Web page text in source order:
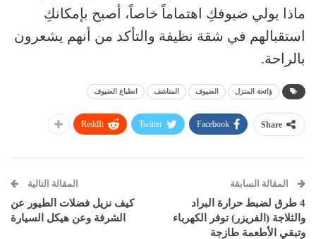
ماذا يولي ضيوفكِ اهتماماً خاصاً، أصبح بإمكانكِ
استقبالهم في شقة نظيفة والتأكد من أنهم يشعرون
بالراحة.
ؤائحة المنزل الضيوف المناشف انطباع الضيوف
Share
Facebook
Twitter
ReddIt
المقالة السابقة
4 طرق لضبط حرارة البراد
والثلاجة (الفريزر) توفر الكهرباء
وتبقي الأطعمة طازجة
المقالة التالية
كيف نزيل فضلات الطيور عن
الشرفة وعن هيكل السيارة